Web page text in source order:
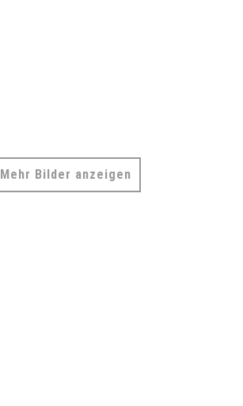
Mehr Bilder anzeigen